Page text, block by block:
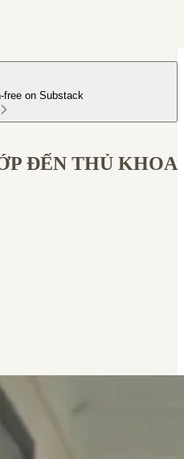
free on Substack
ĐẾN THỦ KHOA